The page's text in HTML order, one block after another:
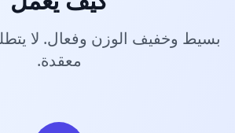
بسيط وخفيف الوزن وفعال. لا
معقدة.